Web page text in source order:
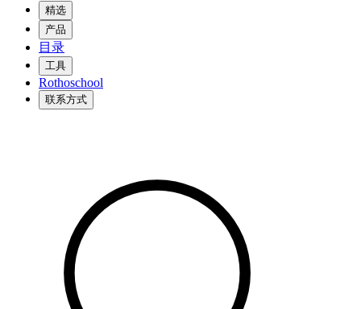
精选
产品
目录
工具
Rothoschool
联系方式